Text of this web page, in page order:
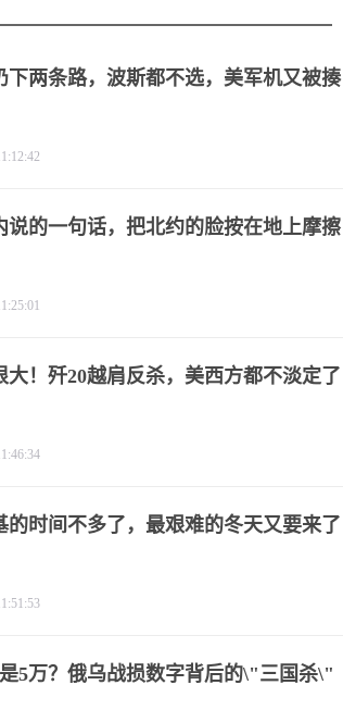
下两条路，波斯都不选，美军机又被揍
说的一句话，把北约的脸按在地上摩擦
大！歼20越肩反杀，美西方都不淡定了
的时间不多了，最艰难的冬天又要来了
5万？俄乌战损数字背后的\"三国杀\"